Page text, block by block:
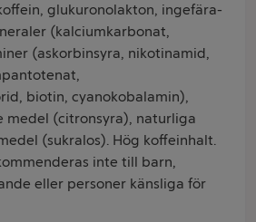
glukuronolakton, ingefära-
(kalciumkarbonat,
(askorbinsyra, nikotinamid,
biotin, cyanokobalamin),
medel (citronsyra), naturliga
(sukralos). Hög koffeinhalt.
inte till barn,
eller personer känsliga för